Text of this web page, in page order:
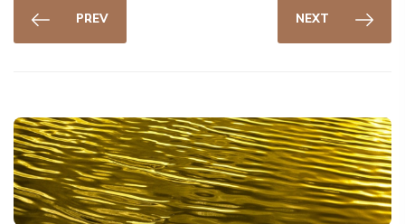
PREV NEXT